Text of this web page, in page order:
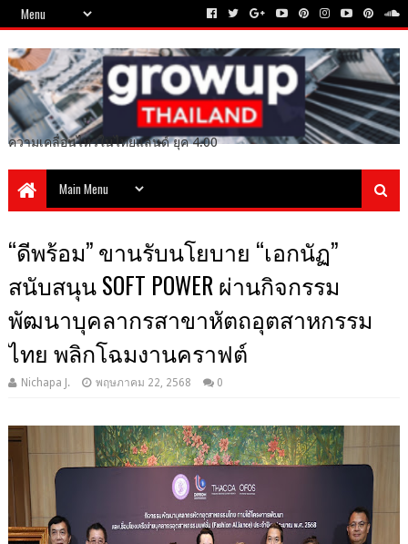
ความเคลื่อนไหวในไทยแลนด์ ยุค 4.00
“ดีพร้อม” ขานรับนโยบาย “เอกนัฏ”
สนับสนุน SOFT POWER ผ่านกิจกรรม
พัฒนาบุคลากรสาขาหัตถอุตสาหกรรม
ไทย พลิกโฉมงานคราฟต์
Nichapa J. พฤษภาคม 22, 2568 0